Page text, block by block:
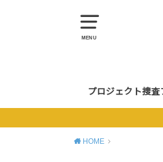
MENU
プロジェクト捜査
HOME